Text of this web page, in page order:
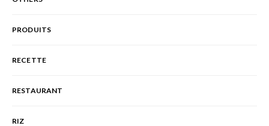
PRODUITS
RECETTE
RESTAURANT
RIZ